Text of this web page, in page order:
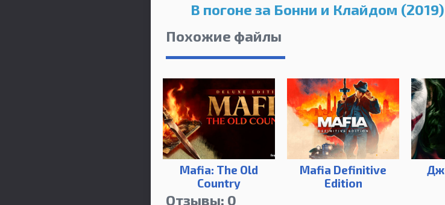
В погоне за Бонни и Клайдом
Похожие файлы
Mafia: The Old
Country
Mafia Definitive
Edition
Отзывы: 0